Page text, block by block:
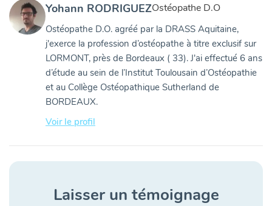
Yohann RODRIGUEZOstéopathe D.O
Ostéopathe D.O. agréé par la DRASS Aquitaine,
j'exerce la profession d’ostéopathe à titre exclusif sur
LORMONT, près de Bordeaux ( 33). J'ai effectué 6 ans
d’étude au sein de l’Institut Toulousain d’Ostéopathie
et au Collège Ostéopathique Sutherland de
BORDEAUX.
Voir le profil
Laisser un témoignage